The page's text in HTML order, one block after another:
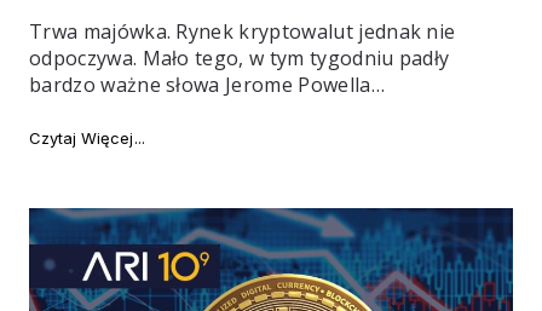
Trwa majówka. Rynek kryptowalut jednak nie
odpoczywa. Mało tego, w tym tygodniu padły
bardzo ważne słowa Jerome Powella…
Czytaj Więcej